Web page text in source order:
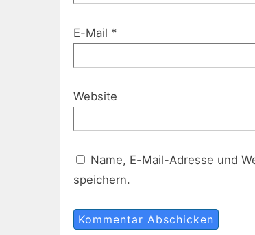
E-Mail *
Website
Name, E-Mail-Adresse und
speichern.